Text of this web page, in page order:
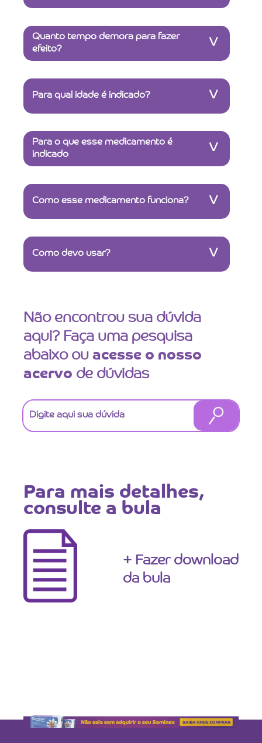
Quanto tempo demora para fazer
efeito?
V
Para qual idade é indicado? V
Para o que esse medicamento é
indicado
V
Como esse medicamento funciona? V
Como devo usar? V
Não encontrou sua dúvida
aqui? Faça uma pesquisa
abaixo ou acesse o nosso
acervo de dúvidas
Para mais detalhes,
consulte a bula
+ Fazer download
da bula